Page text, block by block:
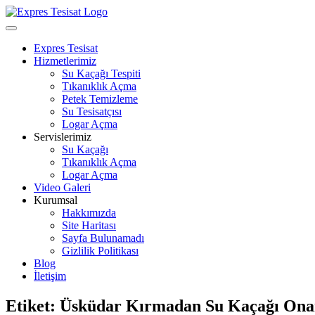
Skip
to
Open
Expres Tesisat
Hizmetlerimiz
Su Kaçağı Tespiti
Tıkanıklık Açma
Petek Temizleme
Su Tesisatçısı
Logar Açma
Servislerimiz
Su Kaçağı
Tıkanıklık Açma
Logar Açma
Video Galeri
Kurumsal
Hakkımızda
Site Haritası
Sayfa Bulunamadı
Gizlilik Politikası
Blog
İletişim
Close
Menu
Etiket: Üsküdar Kırmadan Su Kaçağı